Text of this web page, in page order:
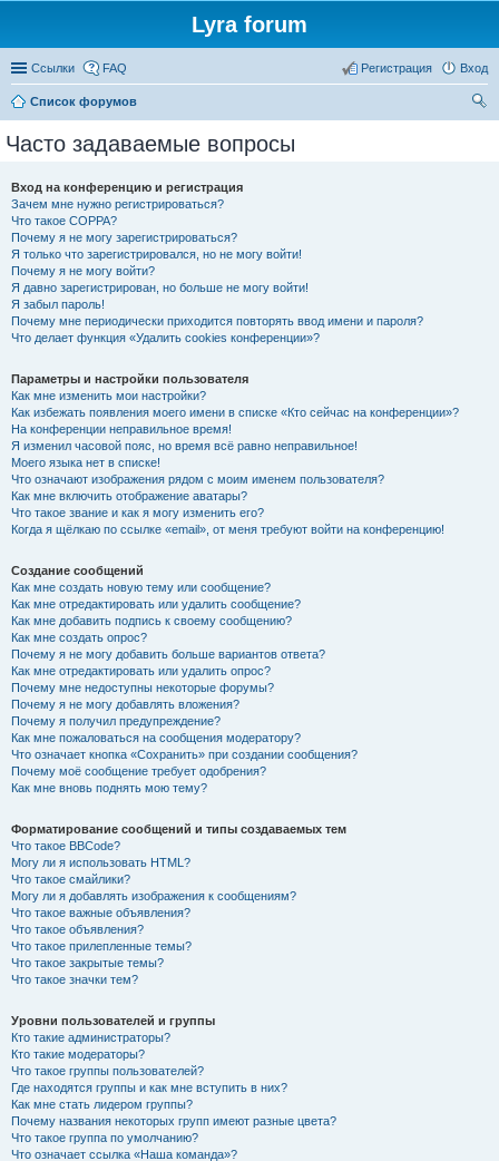
Lyra forum
Ссылки FAQ Вход
Регистрация
Список форумов
Часто задаваемые вопросы
Вход на конференцию и регистрация
Зачем мне нужно регистрироваться?
Что такое COPPA?
Почему я не могу зарегистрироваться?
Я только что зарегистрировался, но не могу войти!
Почему я не могу войти?
Я давно зарегистрирован, но больше не могу войти!
Я забыл пароль!
Почему мне периодически приходится повторять ввод имени и пароля?
Что делает функция «Удалить cookies конференции»?
Параметры и настройки пользователя
Как мне изменить мои настройки?
Как избежать появления моего имени в списке «Кто сейчас на конференции»?
На конференции неправильное время!
Я изменил часовой пояс, но время всё равно неправильное!
Моего языка нет в списке!
Что означают изображения рядом с моим именем пользователя?
Как мне включить отображение аватары?
Что такое звание и как я могу изменить его?
Когда я щёлкаю по ссылке «email», от меня требуют войти на конференцию!
Создание сообщений
Как мне создать новую тему или сообщение?
Как мне отредактировать или удалить сообщение?
Как мне добавить подпись к своему сообщению?
Как мне создать опрос?
Почему я не могу добавить больше вариантов ответа?
Как мне отредактировать или удалить опрос?
Почему мне недоступны некоторые форумы?
Почему я не могу добавлять вложения?
Почему я получил предупреждение?
Как мне пожаловаться на сообщения модератору?
Что означает кнопка «Сохранить» при создании сообщения?
Почему моё сообщение требует одобрения?
Как мне вновь поднять мою тему?
Форматирование сообщений и типы создаваемых тем
Что такое BBCode?
Могу ли я использовать HTML?
Что такое смайлики?
Могу ли я добавлять изображения к сообщениям?
Что такое важные объявления?
Что такое объявления?
Что такое прилепленные темы?
Что такое закрытые темы?
Что такое значки тем?
Уровни пользователей и группы
Кто такие администраторы?
Кто такие модераторы?
Что такое группы пользователей?
Где находятся группы и как мне вступить в них?
Как мне стать лидером группы?
Почему названия некоторых групп имеют разные цвета?
Что такое группа по умолчанию?
Что означает ссылка «Наша команда»?